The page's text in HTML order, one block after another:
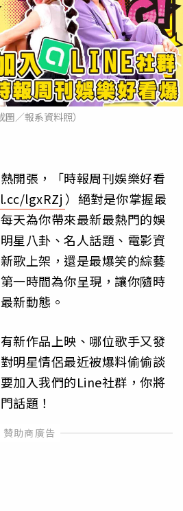
圖／報系資料照）
開張，「時報周刊娛樂好看
lgxRZj）絕對是你掌握最
天為你帶來最新最熱門的娛
星八卦、名人話題、電影資
歌上架，還是最爆笑的綜藝
一時間為你呈現，讓你隨時
新動態。
新作品上映、哪位歌手又發
明星情侶最近被爆料偷偷談
加入我們的Line社群，你將
話題！